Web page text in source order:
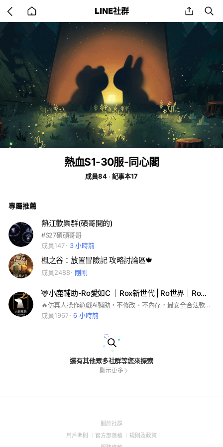
back
to
home
LINE社群 share
熱血S1-30服-同心閣
成員84 記事本17
專屬推薦
熱江歡樂群(碩哥開的)
#S27碩碩哥哥
成員147
3 小時前
楓之谷：放置冒險記 攻略討論區🍁
成員2488 剛剛
🦌小鹿輔助-Ro愛如C ｜Rox新世代 | Ro世界｜Ro守愛c
🔥仿真人操作遊戲Ai輔助，不修改、不內存，最安全合法軟件。 💪堅持不違反遊戲邏輯或修改數據，製作安全穩定的遊戲輔助，給客戶最安全的使用空間。 希望讓您自由享受現實人生，同時能在遊戲中找尋快樂。 熱門產品：Ro新世代、Ro初心之戰、Ro愛如初見、希望M
成員1967
6 小時前
還有其他眾多社群等您來探索
顯示更多
關於社群(Open
用戶準則
(Open
官方部落格
(Open
規則及政策(Open